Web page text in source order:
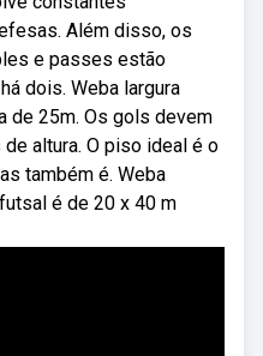
Além disso, os
e passes estão
dois. Weba largura
de 25m. Os gols devem
altura. O piso ideal é o
também é. Weba
é de 20 x 40 m